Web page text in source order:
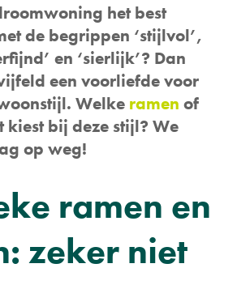
het best
de begrippen ‘stijlvol’,
en ‘sierlijk’? Dan
een voorliefde voor
Welke ramen of
kiest bij deze stijl? We
op weg!
ramen en
zeker niet